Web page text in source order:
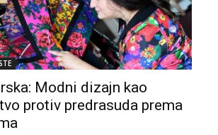
Modni dizajn kao
protiv predrasuda prema